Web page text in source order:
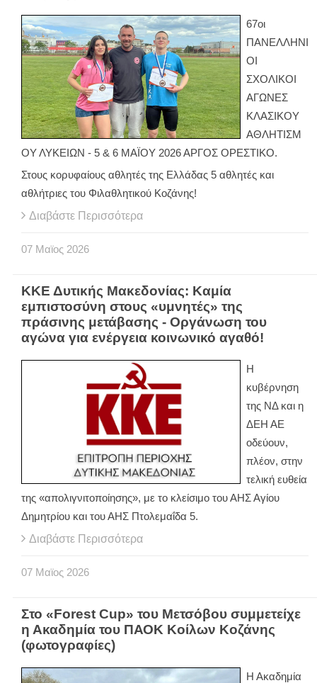
67οι
ΠΑΝΕΛΛΗΝΙ
ΟΙ
ΣΧΟΛΙΚΟΙ
ΑΓΩΝΕΣ
ΚΛΑΣΙΚΟΥ
ΑΘΛΗΤΙΣΜ
ΟΥ ΛΥΚΕΙΩΝ - 5 & 6 ΜΑΪΟΥ 2026 ΑΡΓΟΣ ΟΡΕΣΤΙΚΟ.
Στους κορυφαίους αθλητές της Ελλάδας 5 αθλητές και
αθλήτριες του Φιλαθλητικού Κοζάνης!
Διαβάστε Περισσότερα
07 Μαϊος 2026
ΚΚΕ Δυτικής Μακεδονίας: Καμία
εμπιστοσύνη στους «υμνητές» της
πράσινης μετάβασης - Οργάνωση του
αγώνα για ενέργεια κοινωνικό αγαθό!
Η
κυβέρνηση
της ΝΔ και η
ΔΕΗ ΑΕ
οδεύουν,
πλέον, στην
τελική ευθεία
της «απολιγνιτοποίησης», με το κλείσιμο του ΑΗΣ Αγίου
Δημητρίου και του ΑΗΣ Πτολεμαΐδα 5.
Διαβάστε Περισσότερα
07 Μαϊος 2026
Στο «Forest Cup» του Μετσόβου συμμετείχε
η Ακαδημία του ΠΑΟΚ Κοίλων Κοζάνης
(φωτογραφίες)
Η Ακαδημία